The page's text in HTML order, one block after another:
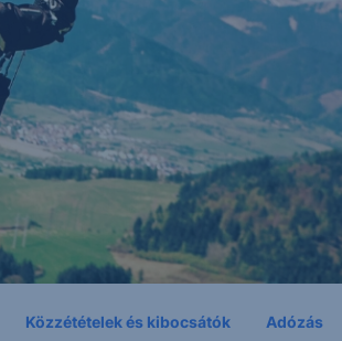
Közzétételek és kibocsátók Adózás